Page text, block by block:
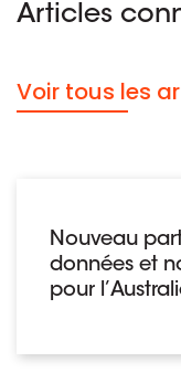
Articles
Voir tous les
Nouveau
données et
pour